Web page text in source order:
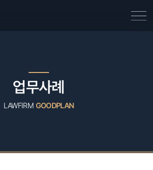
업무사례
LAWFIRM GOODPLAN